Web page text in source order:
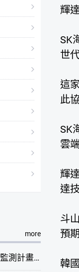
more
歐盟CBAM 填報實戰暨監測計畫說明會(臺中場)
輝
SK
世
這
此
SK
雲
輝
達
斗
預
韓